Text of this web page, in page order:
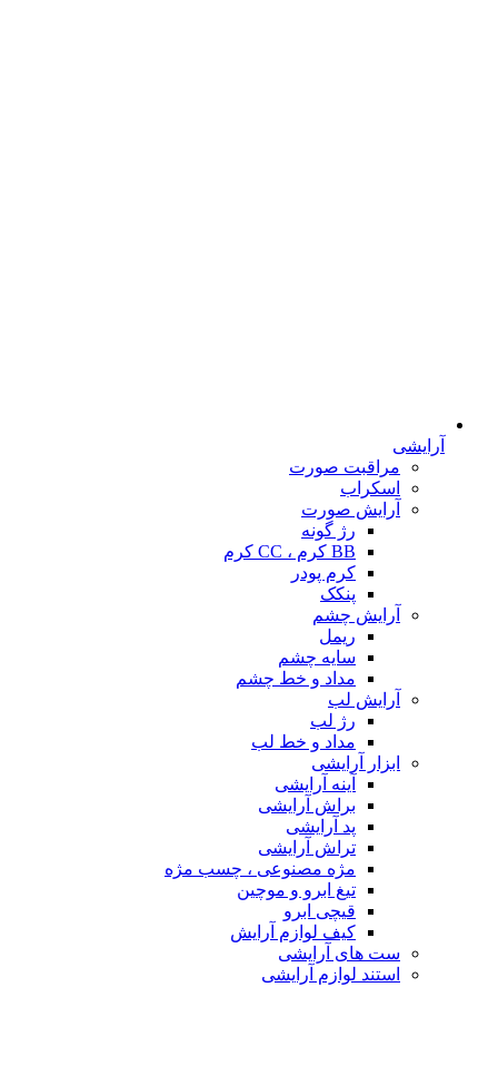
آرایشی
مراقبت صورت
اسکراب
آرایش صورت
رژ گونه
BB کرم ، CC کرم
کرم پودر
پنکک
آرایش چشم
ریمل
سایه چشم
مداد و خط چشم
آرایش لب
رژ لب
مداد و خط لب
ابزار آرایشی
آینه آرایشی
براش آرایشی
پد آرایشی
تراش آرایشی
مژه مصنوعی ، چسب مژه
تیغ ابرو و موچین
قیچی ابرو
کیف لوازم آرایش
ست های آرایشی
استند لوازم آرایشی